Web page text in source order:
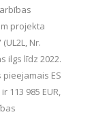
projekta
Nr.
ilgs līdz 2022.
ES
113 985 EUR,